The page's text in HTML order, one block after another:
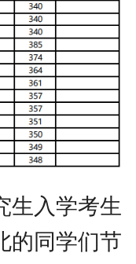
生入学考生
的同学们节